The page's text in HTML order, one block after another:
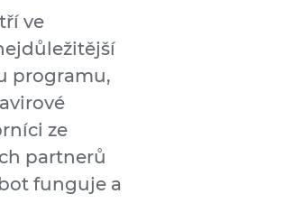
ve
programu,
ze
partnerů
funguje a